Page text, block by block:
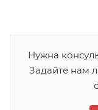
Нужна
Задайте нам